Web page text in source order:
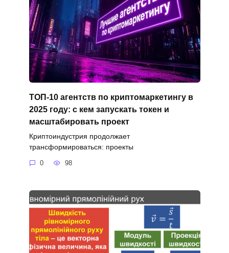
ТОП-10 агентств по криптомаркетингу в
2025 году: с кем запускать токен и
масштабировать проект
Криптоиндустрия продолжает
трансформироваться: проекты
0 98